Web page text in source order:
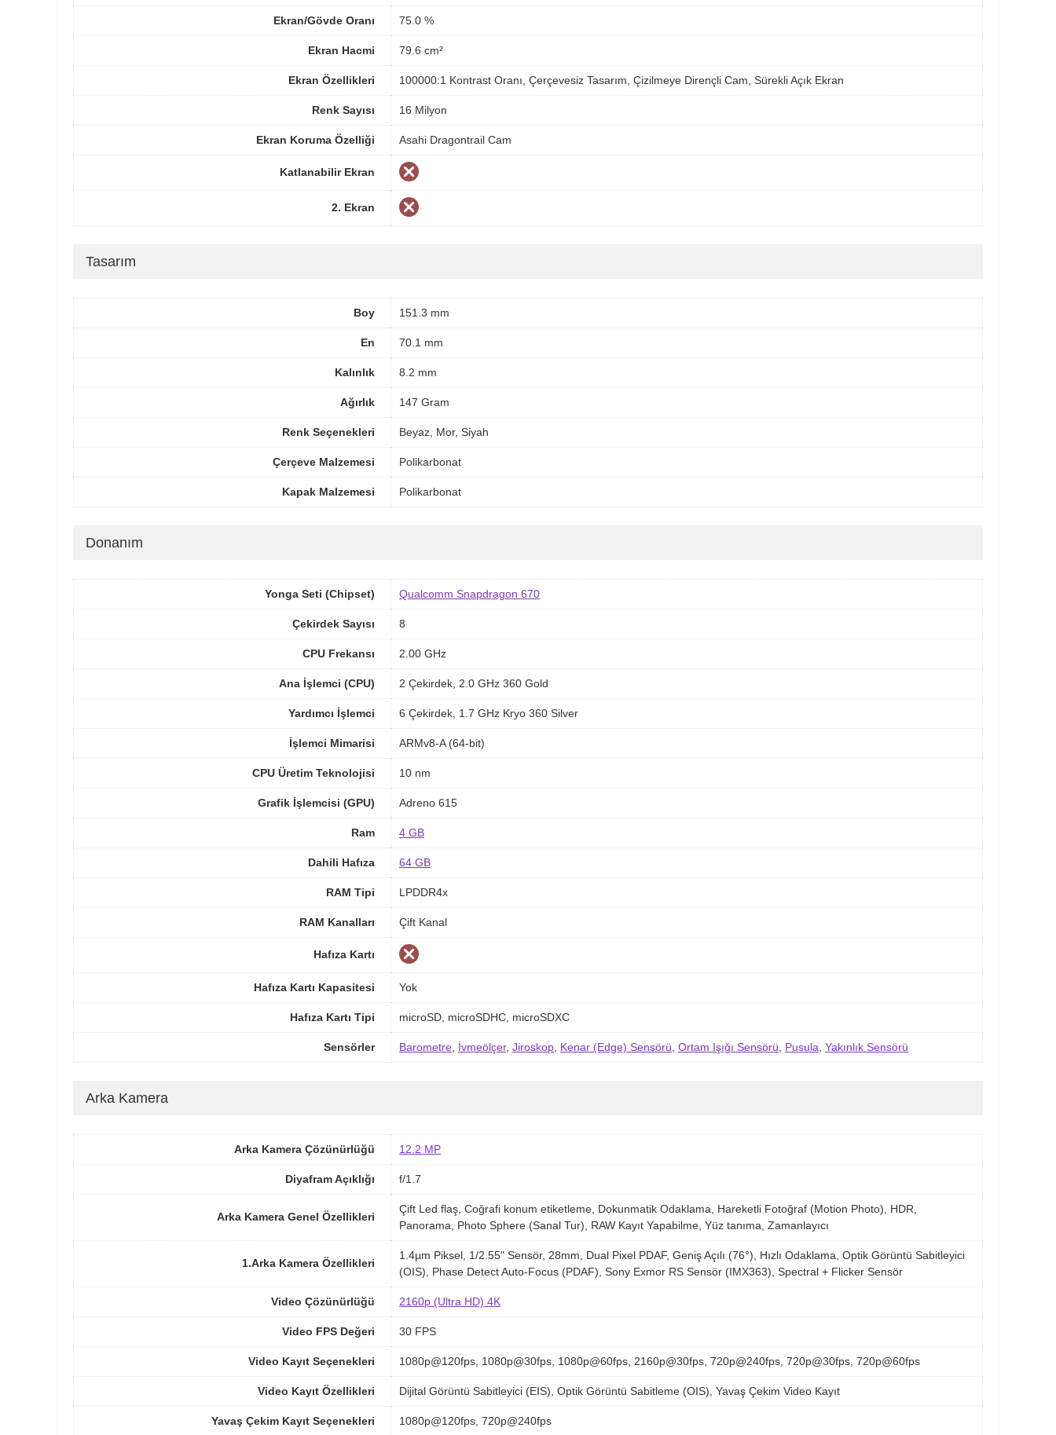
Ekran/Gövde Oranı 75.0 %
Ekran Hacmi 79.6 cm²
Ekran Özellikleri 100000:1 Kontrast Oranı, Çerçevesiz Tasarım, Çizilmeye Dirençli Cam, Sürekli Açık Ekran
Renk Sayısı 16 Milyon
Ekran Koruma Özelliği Asahi Dragontrail Cam
Katlanabilir Ekran
2. Ekran
Tasarım
Boy 151.3 mm
En 70.1 mm
Kalınlık 8.2 mm
Ağırlık 147 Gram
Renk Seçenekleri Beyaz, Mor, Siyah
Çerçeve Malzemesi Polikarbonat
Kapak Malzemesi Polikarbonat
Donanım
Yonga Seti (Chipset) Qualcomm Snapdragon 670
Çekirdek Sayısı 8
CPU Frekansı 2.00 GHz
Ana İşlemci (CPU) 2 Çekirdek, 2.0 GHz 360 Gold
Yardımcı İşlemci 6 Çekirdek, 1.7 GHz Kryo 360 Silver
İşlemci Mimarisi ARMv8-A (64-bit)
CPU Üretim Teknolojisi 10 nm
Grafik İşlemcisi (GPU) Adreno 615
Ram 4 GB
Dahili Hafıza 64 GB
RAM Tipi LPDDR4x
RAM Kanalları Çift Kanal
Hafıza Kartı
Hafıza Kartı Kapasitesi Yok
Hafıza Kartı Tipi microSD, microSDHC, microSDXC
Sensörler Barometre İvmeölçer, Jiroskop Kenar (Edge) Sensörü Ortam Işığı Sensörü Pusula Yakınlık Sensörü
Arka Kamera
Arka Kamera Çözünürlüğü 12.2 MP
Diyafram Açıklığı f/1.7
Arka Kamera Genel Özellikleri
Çift Led flaş, Coğrafi konum etiketleme, Dokunmatik Odaklama, Hareketli Fotoğraf (Motion Photo), HDR,
Panorama, Photo Sphere (Sanal Tur), RAW Kayıt Yapabilme, Yüz tanıma, Zamanlayıcı
1.Arka Kamera Özellikleri
1.4µm Piksel, 1/2.55" Sensör, 28mm, Dual Pixel PDAF, Geniş Açılı (76°), Hızlı Odaklama, Optik Görüntü Sabitleyici
(OIS), Phase Detect Auto-Focus (PDAF), Sony Exmor RS Sensör (IMX363), Spectral + Flicker Sensör
Video Çözünürlüğü 2160p (Ultra HD) 4K
Video FPS Değeri 30 FPS
Video Kayıt Seçenekleri 1080p@120fps, 1080p@30fps, 1080p@60fps, 2160p@30fps, 720p@240fps, 720p@30fps, 720p@60fps
Video Kayıt Özellikleri Dijital Görüntü Sabitleyici (EIS), Optik Görüntü Sabitleme (OIS), Yavaş Çekim Video Kayıt
Yavaş Çekim Kayıt Seçenekleri 1080p@120fps, 720p@240fps